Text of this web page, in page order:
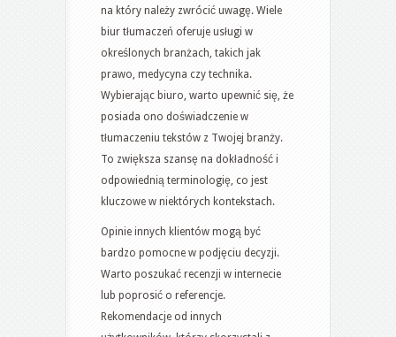
na który należy zwrócić uwagę. Wiele
biur tłumaczeń oferuje usługi w
określonych branżach, takich jak
prawo, medycyna czy technika.
Wybierając biuro, warto upewnić się, że
posiada ono doświadczenie w
tłumaczeniu tekstów z Twojej branży.
To zwiększa szansę na dokładność i
odpowiednią terminologię, co jest
kluczowe w niektórych kontekstach.
Opinie innych klientów mogą być
bardzo pomocne w podjęciu decyzji.
Warto poszukać recenzji w internecie
lub poprosić o referencje.
Rekomendacje od innych